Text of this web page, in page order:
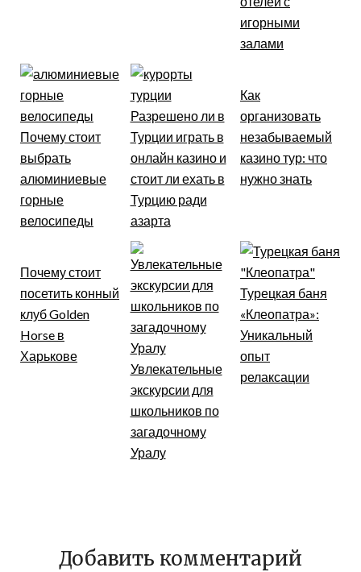
игорными
залами
Почему стоит
выбрать
алюминиевые
горные
велосипеды
Разрешено ли в
Турции играть в
онлайн казино и
стоит ли ехать в
Турцию ради
азарта
Как
организовать
незабываемый
казино тур: что
нужно знать
Почему стоит
посетить конный
клуб Golden
Horse в
Харькове
Увлекательные
экскурсии для
школьников по
загадочному
Уралу
Турецкая баня
«Клеопатра»:
Уникальный
опыт
релаксации
Добавить комментарий